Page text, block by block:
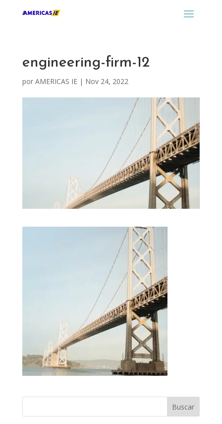
engineering-firm-12
por AMERICAS IE| Nov 24, 2022